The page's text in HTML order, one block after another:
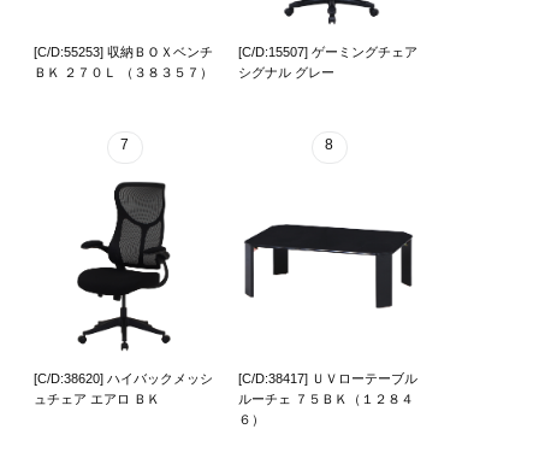
[C/D:55253] 収納ＢＯＸベンチ
ＢＫ ２７０Ｌ （３８３５７）
[C/D:15507] ゲーミングチェア
シグナル グレー
7
[C/D:38620] ハイバックメッシ
ュチェア エアロ ＢＫ
8
[C/D:38417] ＵＶローテーブル
ルーチェ ７５ＢＫ（１２８４
６）